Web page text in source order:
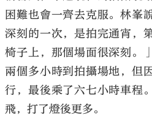
困難也會一齊去克服。林峯
深刻的一次，是拍完通宵，
椅子上，那個場面很深刻。
兩個多小時到拍攝場地，但
行，最後乘了六七小時車程
飛，打了燈後更多。